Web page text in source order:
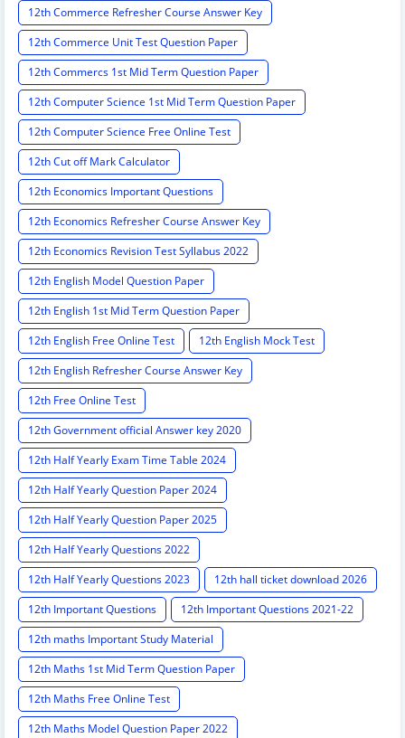
12th Commerce Refresher Course Answer Key
12th Commerce Unit Test Question Paper
12th Commercs 1st Mid Term Question Paper
12th Computer Science 1st Mid Term Question Paper
12th Computer Science Free Online Test
12th Cut off Mark Calculator
12th Economics Important Questions
12th Economics Refresher Course Answer Key
12th Economics Revision Test Syllabus 2022
12th English Model Question Paper
12th English 1st Mid Term Question Paper
12th English Free Online Test
12th English Mock Test
12th English Refresher Course Answer Key
12th Free Online Test
12th Government official Answer key 2020
12th Half Yearly Exam Time Table 2024
12th Half Yearly Question Paper 2024
12th Half Yearly Question Paper 2025
12th Half Yearly Questions 2022
12th Half Yearly Questions 2023
12th hall ticket download 2026
12th Important Questions
12th Important Questions 2021-22
12th maths Important Study Material
12th Maths 1st Mid Term Question Paper
12th Maths Free Online Test
12th Maths Model Question Paper 2022